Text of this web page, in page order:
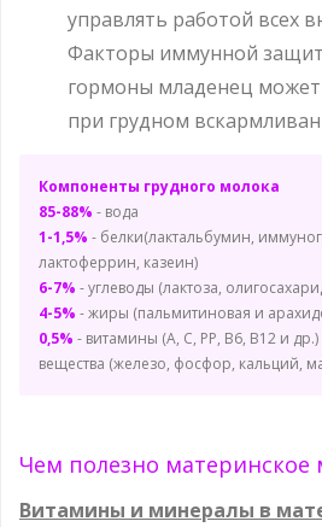
управлять работой всех
Факторы иммунной
гормоны младенец
при грудном
Компоненты грудного молока
85-88% - вода
1-1,5% - белки(лактальбумин,
лактоферрин, казеин)
6-7% - углеводы (лактоза,
4-5% - жиры (пальмитиновая и
0,5% - витамины (А, С, РP, В6, B12 и
вещества (железо, фосфор, кальций,
Чем полезно материнское
Витамины и минералы в